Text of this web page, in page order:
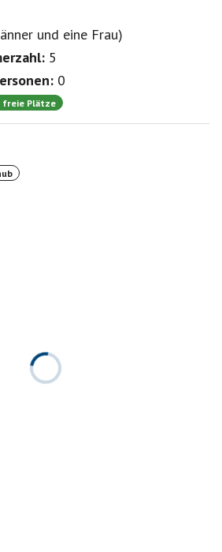
und eine Frau)
5
0
freie Plätze